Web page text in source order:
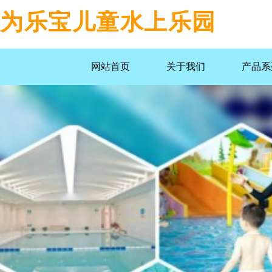
网站首页 关于我们 产品
为乐宝儿童水上乐园